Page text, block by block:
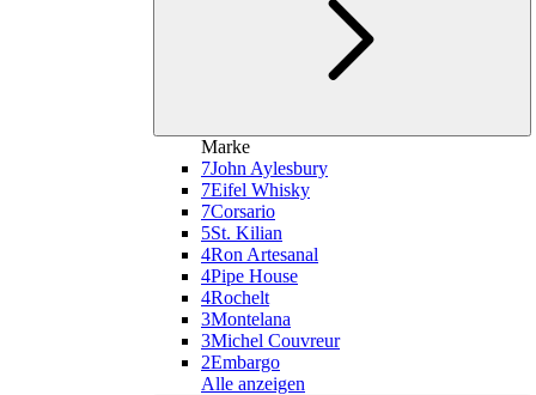
Marke
7John Aylesbury
7Eifel Whisky
7Corsario
5St. Kilian
4Ron Artesanal
4Pipe House
4Rochelt
3Montelana
3Michel Couvreur
2Embargo
Alle anzeigen